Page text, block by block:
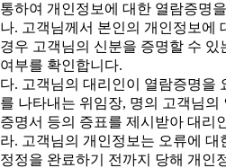
통하여 개인정보에 대한 열람증명
나. 고객님께서 본인의 개인정보에
경우 고객님의 신분을 증명할 수
여부를 확인합니다.
다. 고객님의 대리인이 열람증명을
를 나타내는 위임장, 명의 고객님
증명서 등의 증표를 제시받아 대리
라. 고객님의 개인정보는 오류에
정정을 완료하기 전까지 당해 개인